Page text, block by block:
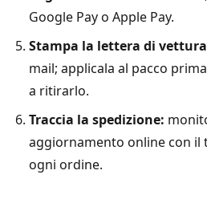
Google Pay o Apple Pay.
Stampa la lettera di
mail; applicala al pacco
a ritirarlo.
Traccia la spedizione:
aggiornamento online con il
ogni ordine.